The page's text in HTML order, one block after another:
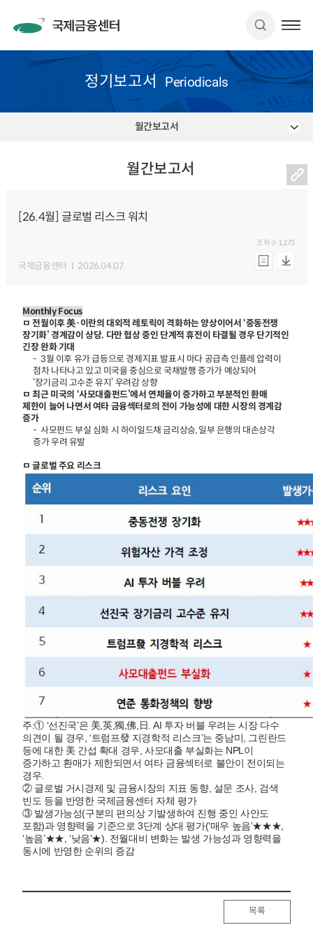
정기보고서 Periodicals
월간보고서
월간보고서
[26.4월] 글로벌 리스크 워치
국제금융센터 2026.04.07
조회수 1,273
Monthly Focus
ㅁ 전월이후 美·이란의 대외적 레토릭이 격화하는 양상이어서 ‘중동전쟁
장기화’ 경계감이 상당. 다만 협상 중인 단계적 휴전이 타결될 경우 단기적인
긴장 완화 기대
- 3월 이후 유가 급등으로 경제지표 발표시 마다 공급측 인플레 압력이
점차 나타나고 있고 미국을 중심으로 국채발행 증가가 예상되어
‘장기금리 고수준 유지’ 우려감 상향
ㅁ 최근 미국의 ‘사모대출펀드’에서 연체율이 증가하고 부분적인 환매
제한이 늘어 나면서 여타 금융섹터로의 전이 가능성에 대한 시장의 경계감
증가
- 사모펀드 부실 심화 시 하이일드채 금리상승, 일부 은행의 대손상각
증가 우려 유발
ㅁ 글로벌 주요 리스크
주:① ‘선진국’은 美,英,獨,佛,日. AI 투자 버블 우려는 시장 다수
의견이 될 경우, ‘트럼프發 지경학적 리스크’는 중남미, 그린란드
등에 대한 美 간섭 확대 경우, 사모대출 부실화는 NPL이
증가하고 환매가 제한되면서 여타 금융섹터로 불안이 전이되는
경우.
② 글로벌 거시경제 및 금융시장의 지표 동향, 설문 조사, 검색
빈도 등을 반영한 국제금융센터 자체 평가
③ 발생가능성(구분의 편의상 기발생하여 진행 중인 사안도
포함)과 영향력을 기준으로 3단계 상대 평가(‘매우 높음’★★★,
‘높음’★★, ‘낮음’★). 전월대비 변화는 발생 가능성과 영향력을
동시에 반영한 순위의 증감
목록